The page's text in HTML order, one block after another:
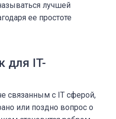
лучшей
ее простоте
для IT-
связанным с IT сферой,
или поздно вопрос о